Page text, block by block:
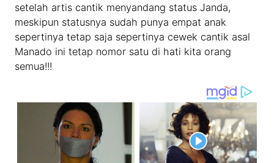
setelah artis cantik menyandang status Janda,
meskipun statusnya sudah punya empat anak
sepertinya tetap saja sepertinya cewek cantik asal
Manado ini tetap nomor satu di hati kita orang
semua!!!